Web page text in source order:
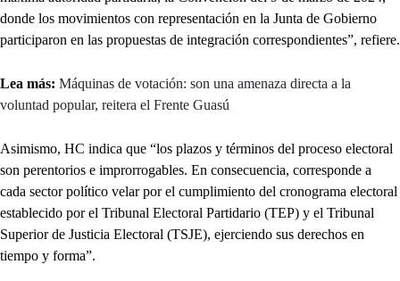
donde los movimientos con representación en la Junta de Gobierno
participaron en las propuestas de integración correspondientes”, refiere.
Lea más: Máquinas de votación: son una amenaza directa a la
voluntad popular, reitera el Frente Guasú
Asimismo, HC indica que “los plazos y términos del proceso electoral
son perentorios e improrrogables. En consecuencia, corresponde a
cada sector político velar por el cumplimiento del cronograma electoral
establecido por el Tribunal Electoral Partidario (TEP) y el Tribunal
Superior de Justicia Electoral (TSJE), ejerciendo sus derechos en
tiempo y forma”.